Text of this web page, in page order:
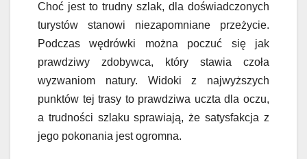
Choć jest to trudny szlak, dla doświadczonych
turystów stanowi niezapomniane przeżycie.
Podczas wędrówki można poczuć się jak
prawdziwy zdobywca, który stawia czoła
wyzwaniom natury. Widoki z najwyższych
punktów tej trasy to prawdziwa uczta dla oczu,
a trudności szlaku sprawiają, że satysfakcja z
jego pokonania jest ogromna.